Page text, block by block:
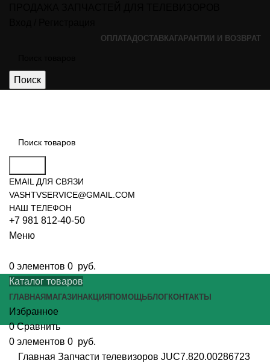
ОПЛАТАДОСТАВКА ГАРАНТИИ И ВОЗВРАТ
Поиск
EMAIL ДЛЯ СВЯЗИ
VASHTVSERVICE@GMAIL.COM
НАШ ТЕЛЕФОН
+7 981 812-40-50
Меню
0 элементов 0 руб.
Каталог товаров
ГЛАВНАЯ МАГАЗИНАКЦИЯ ПОМОЩЬ БЛОГ КОНТАКТЫ
Избранное
0 Сравнить
0 элементов 0 руб.
Главная Запчасти телевизоров JUC7.820.00286723